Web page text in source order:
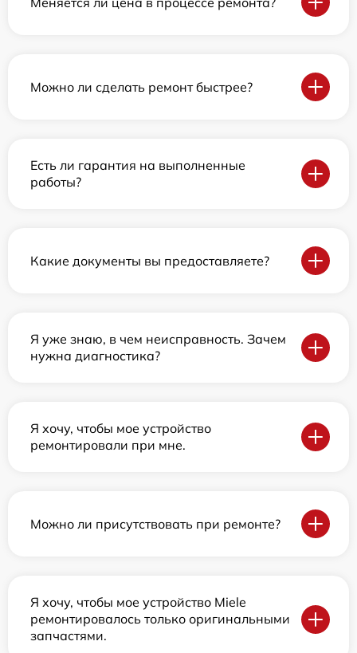
Можно ли сделать ремонт быстрее?
Есть ли гарантия на выполненные
работы?
Какие документы вы предоставляете?
Я уже знаю, в чем неисправность. Зачем
нужна диагностика?
Я хочу, чтобы мое устройство
ремонтировали при мне.
Можно ли присутствовать при ремонте?
Я хочу, чтобы мое устройство Miele
ремонтировалось только оригинальными
запчастями.